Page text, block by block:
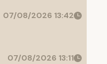
07/08/2026 13:42
07/08/2026 13:11